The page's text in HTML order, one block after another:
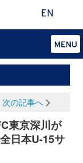
EN
次の記事へ
東京深川が
日本U-15サ